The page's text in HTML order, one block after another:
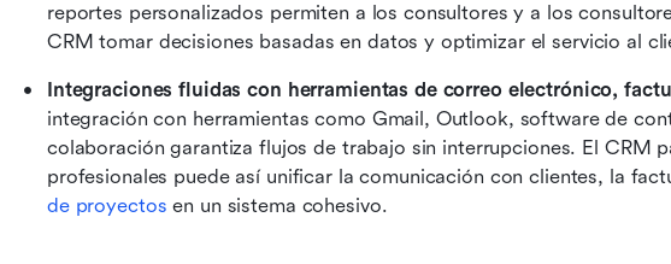
reportes personalizados permiten a los consultores y a los
CRM tomar decisiones basadas en datos y optimizar el servicio al
Integraciones fluidas con herramientas de correo electrónico,
integración con herramientas como Gmail, Outlook, software de
colaboración garantiza flujos de trabajo sin interrupciones. El CRM
profesionales puede así unificar la comunicación con clientes, la
de proyectos en un sistema cohesivo.